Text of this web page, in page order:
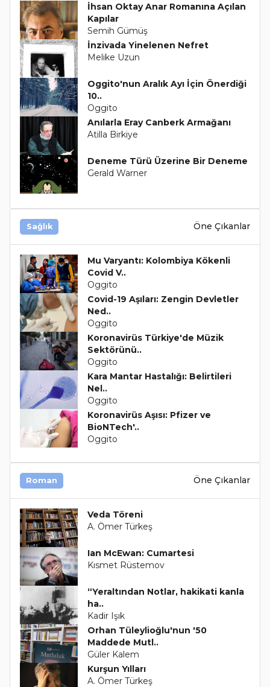
İhsan Oktay Anar Romanına Açılan
Kapılar
Semih Gümüş
İnzivada Yinelenen Nefret
Melike Uzun
Oggito'nun Aralık Ayı İçin Önerdiği
10..
Oggito
Anılarla Eray Canberk Armağanı
Atilla Birkiye
Deneme Türü Üzerine Bir Deneme
Gerald Warner
Sağlık Öne Çıkanlar
Mu Varyantı: Kolombiya Kökenli
Covid V..
Oggito
Covid-19 Aşıları: Zengin Devletler
Ned..
Oggito
Koronavirüs Türkiye'de Müzik
Sektörünü..
Oggito
Kara Mantar Hastalığı: Belirtileri
Nel..
Oggito
Koronavirüs Aşısı: Pfizer ve
BioNTech'..
Oggito
Roman Öne Çıkanlar
Veda Töreni
A. Ömer Türkeş
Ian McEwan: Cumartesi
Kısmet Rüstemov
“Yeraltından Notlar, hakikati kanla
ha..
Kadir Işık
Orhan Tüleylioğlu'nun '50
Maddede Mutl..
Güler Kalem
Kurşun Yılları
A. Ömer Türkeş